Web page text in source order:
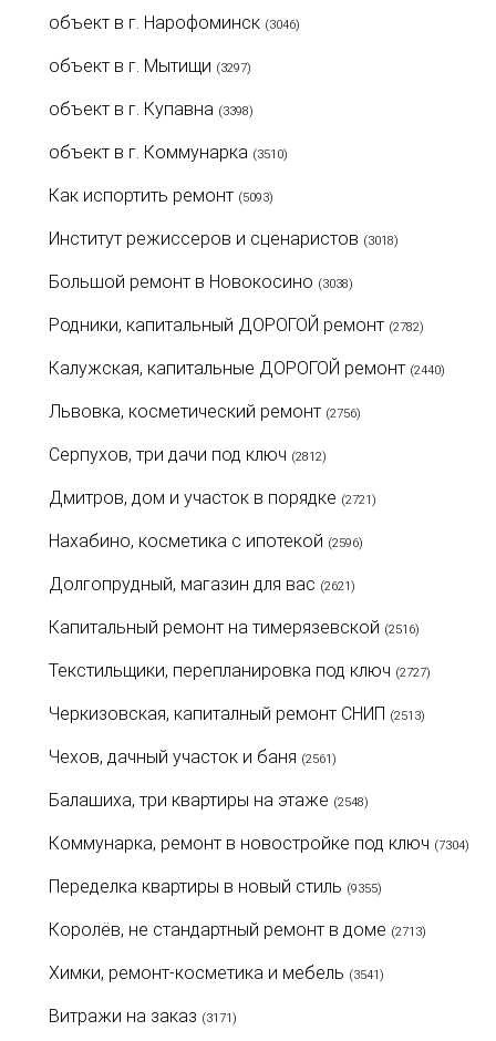
объект в г. Нарофоминск (3046)
объект в г. Мытищи (3297)
объект в г. Купавна (3398)
объект в г. Коммунарка (3510)
Как испортить ремонт (5093)
Институт режиссеров и сценаристов (3018)
Большой ремонт в Новокосино (3038)
Родники, капитальный ДОРОГОЙ ремонт (2782)
Калужская, капитальные ДОРОГОЙ ремонт (2440)
Львовка, косметический ремонт (2756)
Серпухов, три дачи под ключ (2812)
Дмитров, дом и участок в порядке (2721)
Нахабино, косметика с ипотекой (2596)
Долгопрудный, магазин для вас (2621)
Капитальный ремонт на тимерязевской (2516)
Текстильщики, перепланировка под ключ (2727)
Черкизовская, капиталный ремонт СНИП (2513)
Чехов, дачный участок и баня (2561)
Балашиха, три квартиры на этаже (2548)
Коммунарка, ремонт в новостройке под ключ (7304)
Переделка квартиры в новый стиль (9355)
Королёв, не стандартный ремонт в доме (2713)
Химки, ремонт-косметика и мебель (3541)
Витражи на заказ (3171)